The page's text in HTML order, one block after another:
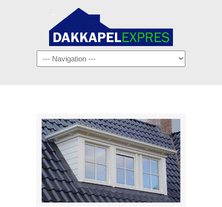
Navigation